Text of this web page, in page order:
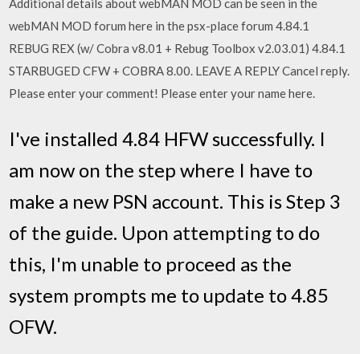
Additional details about webMAN MOD can be seen in the
webMAN MOD forum here in the psx-place forum 4.84.1
REBUG REX (w/ Cobra v8.01 + Rebug Toolbox v2.03.01) 4.84.1
STARBUGED CFW + COBRA 8.00. LEAVE A REPLY Cancel reply.
Please enter your comment! Please enter your name here.
I've installed 4.84 HFW successfully. I
am now on the step where I have to
make a new PSN account. This is Step 3
of the guide. Upon attempting to do
this, I'm unable to proceed as the
system prompts me to update to 4.85
OFW.